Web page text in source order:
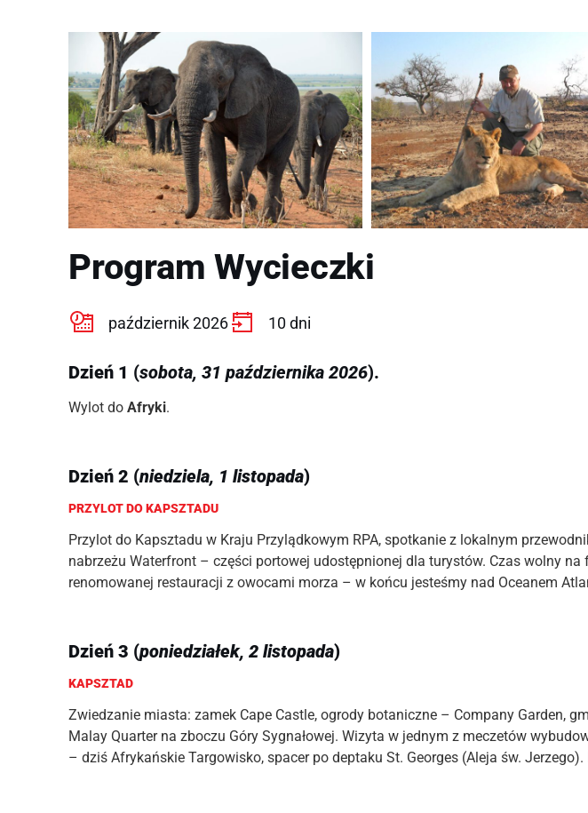
Program Wycieczki
październik 2026 10 dni
Dzień 1 (sobota, 31 października 2026).
Wylot doAfryki.
Dzień 2 (niedziela, 1 listopada)
PRZYLOT DO KAPSZTADU
Przylot do Kapsztadu w Kraju Przylądkowym RPA, spotkanie z lokalnym
nabrzeżu Waterfront – części portowej udostępnionej dla turystów. Czas wolny
renomowanej restauracji z owocami morza – w końcu jesteśmy nad Oceanem
Dzień 3 (poniedziałek, 2 listopada)
KAPSZTAD
Zwiedzanie miasta: zamek Cape Castle, ogrody botaniczne – Company Garden,
Malay Quarter na zboczu Góry Sygnałowej. Wizyta w jednym z meczetów
– dziś Afrykańskie Targowisko, spacer po deptaku St. Georges (Aleja św.